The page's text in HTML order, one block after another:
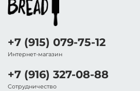
+7 (915) 079-75-12
Интернет-магазин
+7 (916) 327-08-88
Сотрудничество